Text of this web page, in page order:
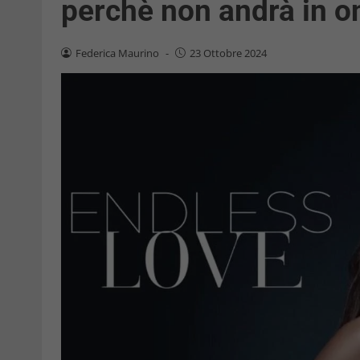
perchè non andrà in
Federica Maurino - 23 Ottobre 2024